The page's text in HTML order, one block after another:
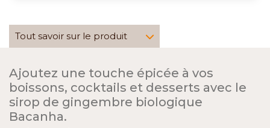
Tout savoir sur le produit
Ajoutez une touche épicée à vos
boissons, cocktails et desserts avec le
sirop de gingembre biologique
Bacanha.